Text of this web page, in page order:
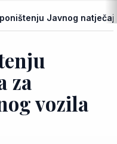
Javnog
za
vozila